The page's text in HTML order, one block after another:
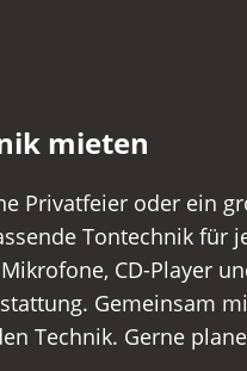
mieten
Privatfeier oder ein
Tontechnik für
CD-Player
Gemeinsam
Technik. Gerne
speziell auf
einfachen Verleih für
Events mit